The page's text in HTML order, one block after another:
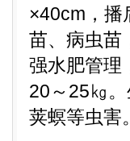
×40cm，播
苗、病虫苗
强水肥管理
20～25㎏
荚螟等虫害。